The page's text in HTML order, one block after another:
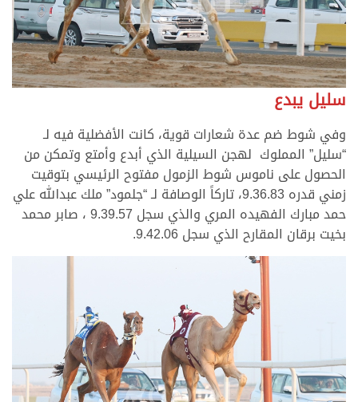
سليل يبدع
وفي شوط ضم عدة شعارات قوية، كانت الأفضلية فيه لـ
“سليل” المملوك لهجن السيلية الذي أبدع وأمتع وتمكن من
الحصول على ناموس شوط الزمول مفتوح الرئيسي بتوقيت
زمني قدره 9.36.83، تاركاً الوصافة لـ “جلمود” ملك عبدالله علي
حمد مبارك الفهيده المري والذي سجل 9.39.57 ، صابر محمد
بخيت برقان المقارح الذي سجل 9.42.06.